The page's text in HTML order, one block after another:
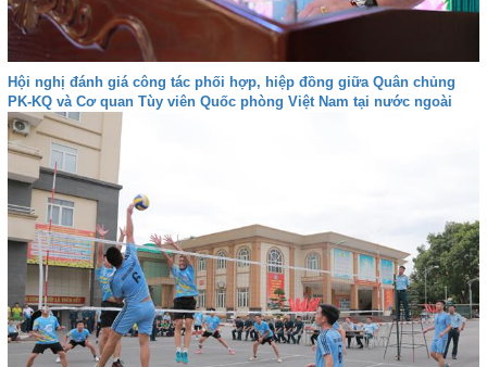
Hội nghị đánh giá công tác phối hợp, hiệp đồng giữa Quân chủng
PK-KQ và Cơ quan Tùy viên Quốc phòng Việt Nam tại nước ngoài